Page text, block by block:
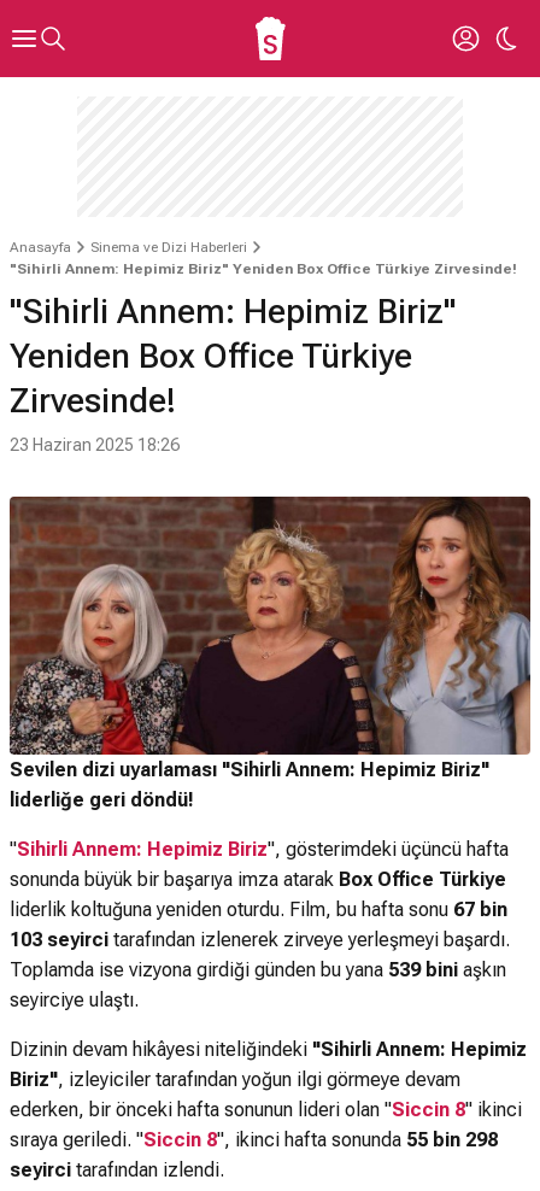
Anasayfa
Sinema ve Dizi Haberleri
"Sihirli Annem: Hepimiz Biriz" Yeniden Box Office Türkiye Zirvesinde!
"Sihirli Annem: Hepimiz Biriz"
Yeniden Box Office Türkiye
Zirvesinde!
23 Haziran 2025 18:26
Sevilen dizi uyarlaması "Sihirli Annem: Hepimiz Biriz"
liderliğe geri döndü!
"Sihirli Annem: Hepimiz Biriz", gösterimdeki üçüncü hafta
sonunda büyük bir başarıya imza atarak Box Office Türkiye
liderlik koltuğuna yeniden oturdu. Film, bu hafta sonu 67 bin
103 seyirci tarafından izlenerek zirveye yerleşmeyi başardı.
Toplamda ise vizyona girdiği günden bu yana 539 bini aşkın
seyirciye ulaştı.
Dizinin devam hikâyesi niteliğindeki "Sihirli Annem: Hepimiz
Biriz", izleyiciler tarafından yoğun ilgi görmeye devam
ederken, bir önceki hafta sonunun lideri olan "Siccin 8" ikinci
sıraya geriledi. "Siccin 8", ikinci hafta sonunda 55 bin 298
seyirci tarafından izlendi.